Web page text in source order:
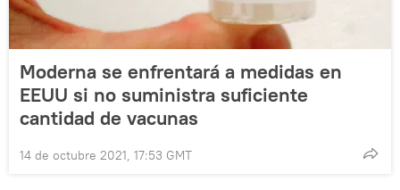
Moderna se enfrentará a medidas en
EEUU si no suministra suficiente
cantidad de vacunas
14 de octubre 2021, 17:53 GMT